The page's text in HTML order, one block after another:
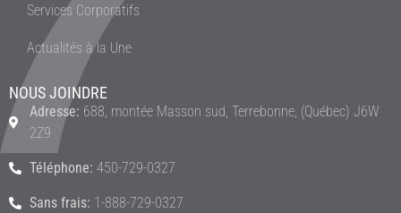
Services Corporatifs
Actualités à la Une
NOUS JOINDRE
Adresse: 688, montée Masson sud, Terrebonne, (Québec) J6W
2Z9
Téléphone: 450-729-0327
Sans frais: 1-888-729-0327